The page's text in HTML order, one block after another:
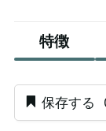
特徴
保存する